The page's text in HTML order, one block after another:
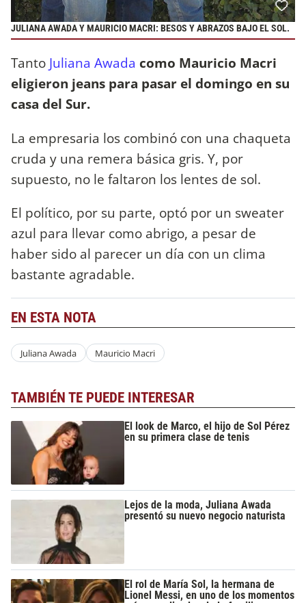
JULIANA AWADA Y MAURICIO MACRI: BESOS Y ABRAZOS BAJO EL SOL.
Tanto Juliana Awada como Mauricio Macri
eligieron jeans para pasar el domingo en su
casa del Sur.
La empresaria los combinó con una chaqueta
cruda y una remera básica gris. Y, por
supuesto, no le faltaron los lentes de sol.
El político, por su parte, optó por un sweater
azul para llevar como abrigo, a pesar de
haber sido al parecer un día con un clima
bastante agradable.
EN ESTA NOTA
Juliana Awada Mauricio Macri
TAMBIÉN TE PUEDE INTERESAR
El look de Marco, el hijo de Sol Pérez
en su primera clase de tenis
Lejos de la moda, Juliana Awada
presentó su nuevo negocio naturista
El rol de María Sol, la hermana de
Lionel Messi, en uno de los momentos